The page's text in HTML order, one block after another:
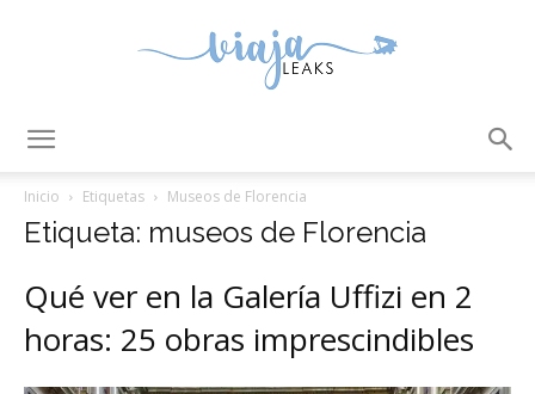
Inicio Etiquetas Museos de Florencia
Etiqueta: museos de Florencia
Qué ver en la Galería Uffizi en 2
horas: 25 obras imprescindibles